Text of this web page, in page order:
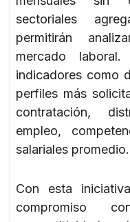
sectoriales
permitirán
mercado
indicadores como
perfiles más
contratación,
empleo,
salariales promedio.
Con esta
compromiso